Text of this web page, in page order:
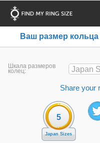
Ваш размер кольца
Шкала размеров
колец: Japan
Share your
5
Japan Sizes